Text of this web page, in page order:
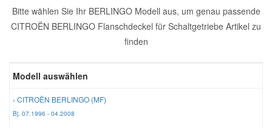
Bitte wählen Sie Ihr BERLINGO Modell aus, um genau passende
CITROËN BERLINGO Flanschdeckel für Schaltgetriebe Artikel zu
finden
Modell auswählen
› CITROËN BERLINGO (MF)
Bj. 07.1996 - 04.2008
Scheibenreinigung
Reparatur-Zubehör
Schlüsselgehäuse
Daewoo Ersatzteile